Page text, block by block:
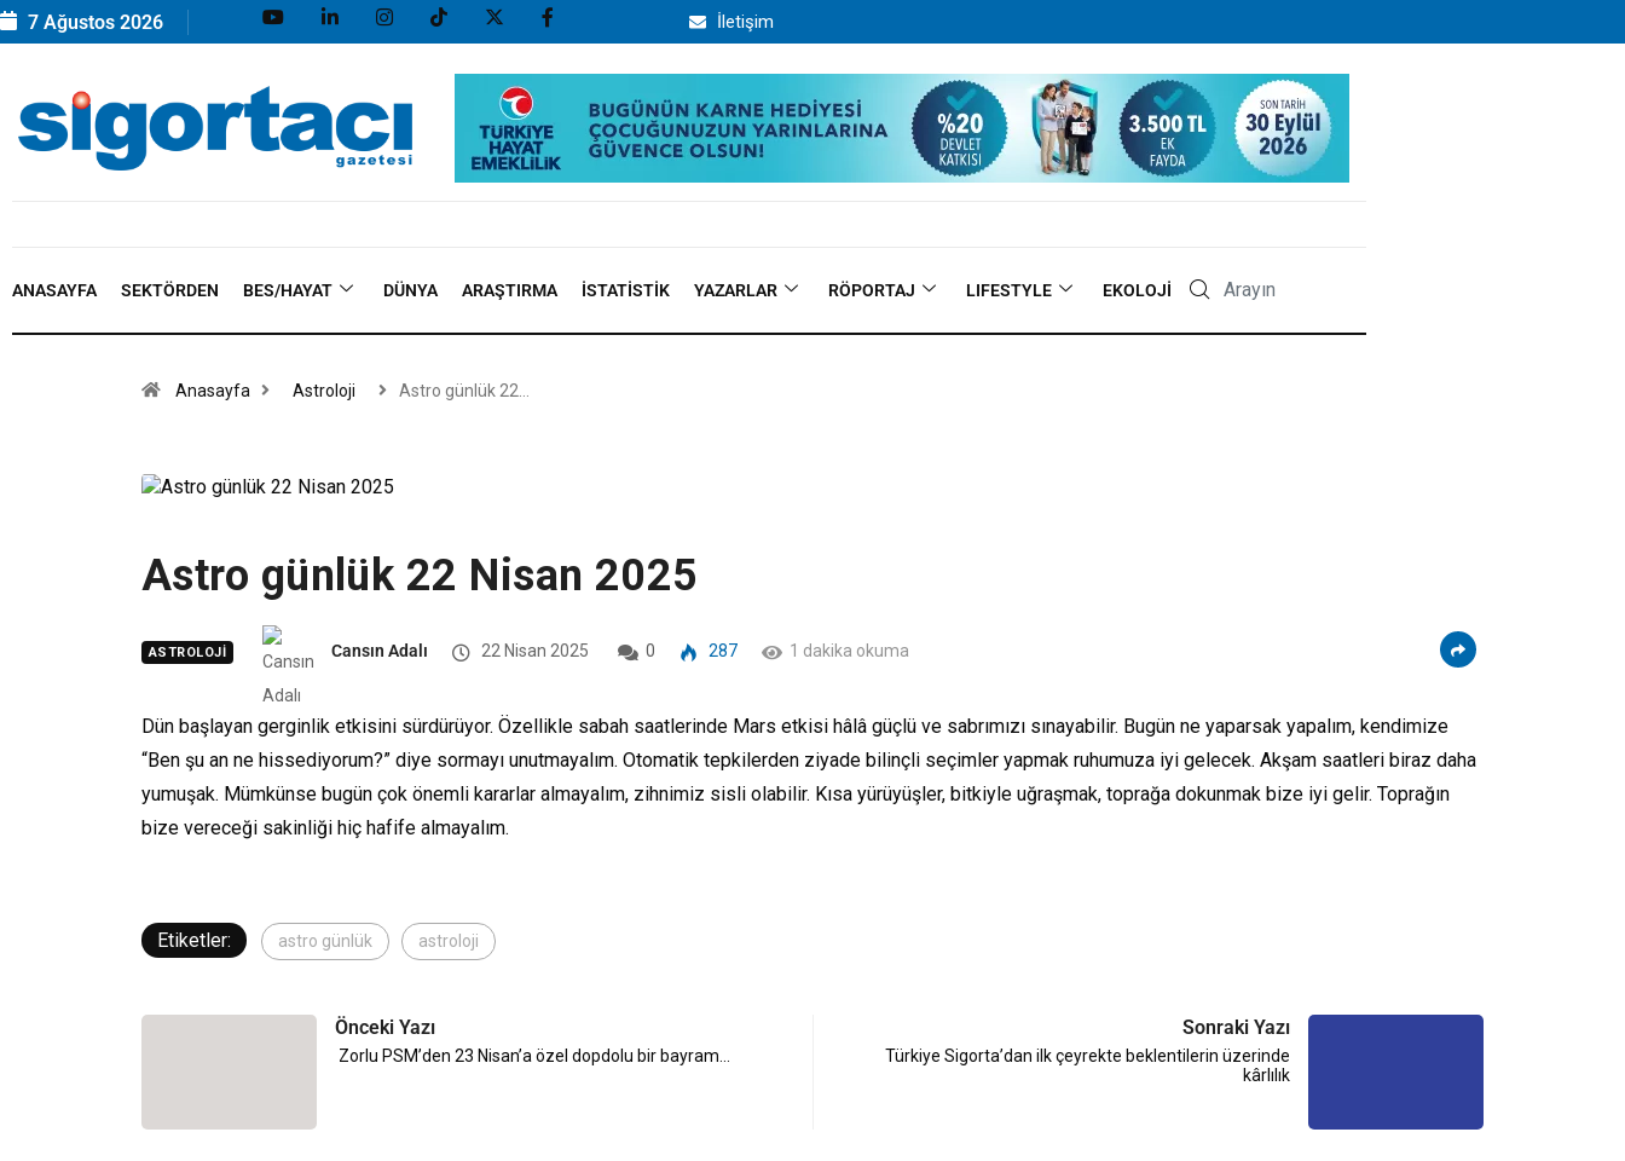
7 Ağustos 2026 İletişim
ANASAYFA SEKTÖRDEN BES/HAYAT DÜNYA ARAŞTIRMA İSTATISTIK YAZARLAR RÖPORTAJ LIFESTYLE EKOLOJI
Anasayfa Astroloji Astro günlük 22…
Astro günlük 22 Nisan 2025
ASTROLOJI Cansın Adalı 22 Nisan 2025 0 287 1 dakika okuma
Dün başlayan gerginlik etkisini sürdürüyor. Özellikle sabah saatlerinde Mars etkisi hâlâ güçlü ve sabrımızı sınayabilir. Bugün ne yaparsak yapalım, kendimize
“Ben şu an ne hissediyorum?” diye sormayı unutmayalım. Otomatik tepkilerden ziyade bilinçli seçimler yapmak ruhumuza iyi gelecek. Akşam saatleri biraz daha
yumuşak. Mümkünse bugün çok önemli kararlar almayalım, zihnimiz sisli olabilir. Kısa yürüyüşler, bitkiyle uğraşmak, toprağa dokunmak bize iyi gelir. Toprağın
bize vereceği sakinliği hiç hafife almayalım.
Etiketler: astro günlük astroloji
Önceki Yazı
Zorlu PSM’den 23 Nisan’a özel dopdolu bir bayram…
Sonraki Yazı
Türkiye Sigorta’dan ilk çeyrekte beklentilerin üzerinde
kârlılık